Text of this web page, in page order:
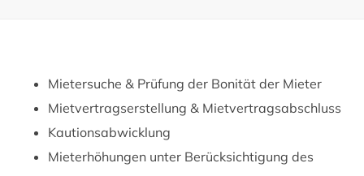
Mietersuche & Prüfung der Bonität der Mieter
Mietvertragserstellung & Mietvertragsabschluss
Kautionsabwicklung
Mieterhöhungen unter Berücksichtigung des